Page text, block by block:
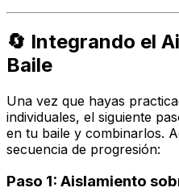
🔄 Integrando el
Baile
Una vez que hayas
individuales, el siguiente
en tu baile y combinarlos.
secuencia de progresión:
Paso 1: Aislamiento